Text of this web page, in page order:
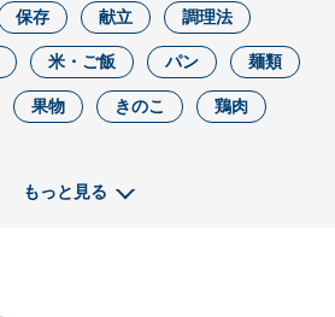
保存 献立 調理法
米・ご飯 パン 麺類
果物 きのこ 鶏肉
もっと見る